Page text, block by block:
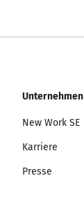
Unternehmen
New Work SE
Karriere
Presse